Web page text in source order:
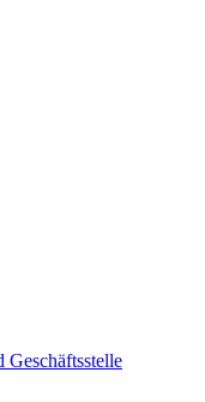
Geschäftsstelle